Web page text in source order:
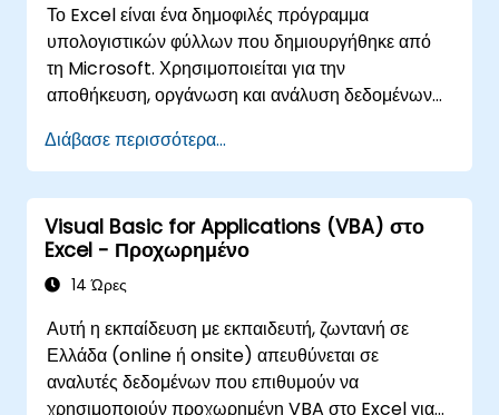
Το Excel είναι ένα δημοφιλές πρόγραμμα
υπολογιστικών φύλλων που δημιουργήθηκε από
τη Microsoft. Χρησιμοποιείται για την
αποθήκευση, οργάνωση και ανάλυση δεδομένων
χαρακτηριστικά και λειτουργίες του Excel: 1.
Υπολογιστικά φύλλα: Αποτελείται από φύλλα, όπου
κάθε φύλλο είναι ένας πίνακας κελιών
τοποθετημένων σε γραμμές και στήλες. Επιτρέπει
τη δημιουργία πολλών φύλλων σε ένα αρχείο,
διευκολύνοντας την οργάνωση διαφορετικών
Επιτρέπει την εκτέλεση ποικίλων μαθηματικών,
στατιστικών και λογικών υπολογισμών με τη χρήση
τύπων. Διαθέτει ένα ευρύ σύνολο ενσωματωμένων
Διάβασε περισσότερα...
Visual Basic for Applications (VBA) στο
Excel - Προχωρημένο
14 Ώρες
Αυτή η εκπαίδευση με εκπαιδευτή, ζωντανή σε
Ελλάδα (online ή onsite) απευθύνεται σε
αναλυτές δεδομένων που επιθυμούν να
χρησιμοποιούν προχωρημένη VBA στο Excel για